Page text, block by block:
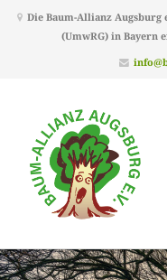
Die Baum-Allianz Augsburg
(UmwRG) in Bayern